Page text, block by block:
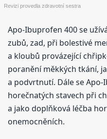
Revizi provedla zdravotní sestra
Apo-Ibuprofen 400 se
zubů, zad, při bolestivé
a kloubů provázející
poranění měkkých tkání,
a podvrtnutí. Dále se
horečnatých stavech při
a jako doplňková léčba
onemocněních.